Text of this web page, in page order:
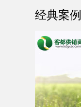
经典案例